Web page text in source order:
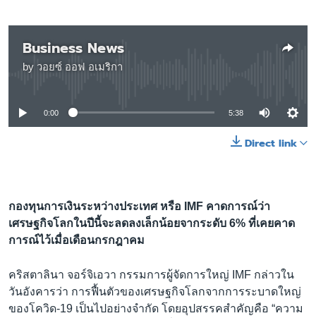
เลือกภาษา
Business News
by วอยซ์ ออฟ อเมริกา
No media source currently available
0:00 5:38
Direct link
กองทุนการเงินระหว่างประเทศ หรือ IMF คาดการณ์ว่า
เศรษฐกิจโลกในปีนี้จะลดลงเล็กน้อยจากระดับ 6% ที่เคยคาด
การณ์ไว้เมื่อเดือนกรกฎาคม
คริสตาลินา จอร์จิเอวา กรรมการผู้จัดการใหญ่ IMF กล่าวใน
วันอังคารว่า การฟื้นตัวของเศรษฐกิจโลกจากการระบาดใหญ่
ของโควิด-19 เป็นไปอย่างจำกัด โดยอุปสรรคสำคัญคือ “ความ